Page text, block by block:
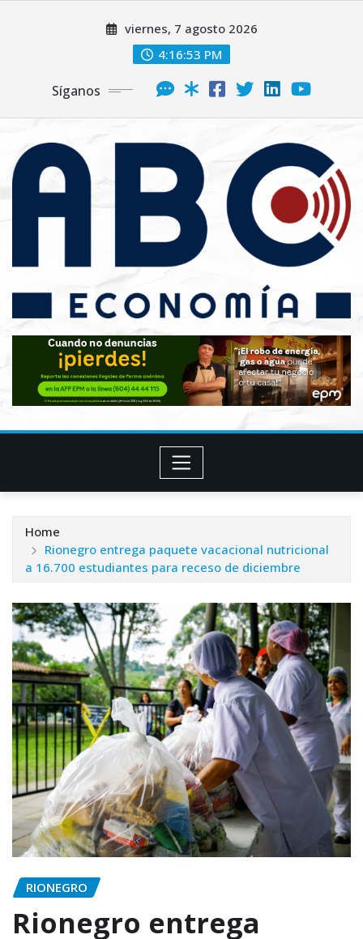
viernes, 7 agosto 2026
4:16:55 PM
Síganos
Home
Rionegro entrega paquete vacacional nutricional
a 16.700 estudiantes para receso de diciembre
RIONEGRO
Rionegro entrega